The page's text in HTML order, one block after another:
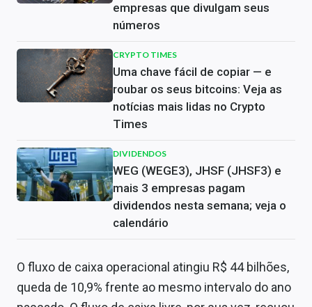
empresas que divulgam seus
números
CRYPTO TIMES
Uma chave fácil de copiar — e
roubar os seus bitcoins: Veja as
notícias mais lidas no Crypto
Times
DIVIDENDOS
WEG (WEGE3), JHSF (JHSF3) e
mais 3 empresas pagam
dividendos nesta semana; veja o
calendário
O fluxo de caixa operacional atingiu R$ 44 bilhões,
queda de 10,9% frente ao mesmo intervalo do ano